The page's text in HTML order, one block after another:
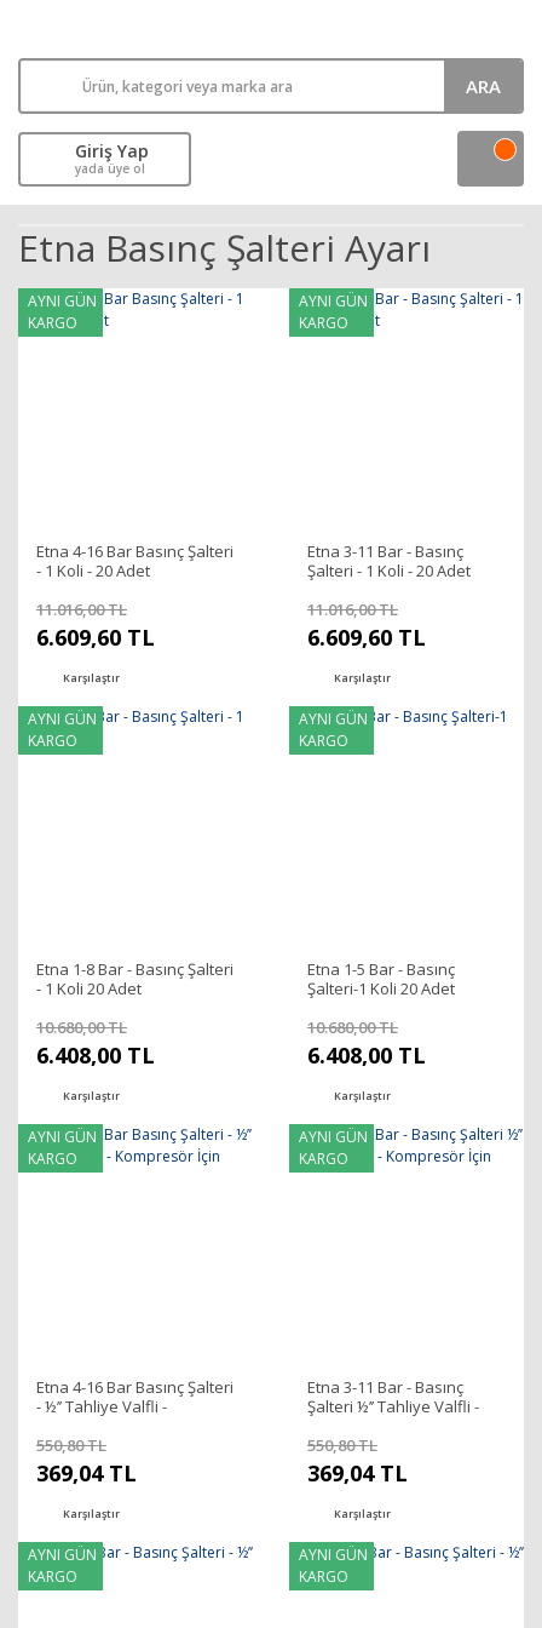
ARA
Giriş Yap
yada üye ol
Etna Basınç Şalteri Ayarı
AYNI GÜN
KARGO
Etna 4-16 Bar Basınç Şalteri
- 1 Koli - 20 Adet
11.016,00 TL
6.609,60 TL
Karşılaştır
AYNI GÜN
KARGO
Etna 3-11 Bar - Basınç
Şalteri - 1 Koli - 20 Adet
11.016,00 TL
6.609,60 TL
Karşılaştır
AYNI GÜN
KARGO
Etna 1-8 Bar - Basınç Şalteri
- 1 Koli 20 Adet
10.680,00 TL
6.408,00 TL
Karşılaştır
AYNI GÜN
KARGO
Etna 1-5 Bar - Basınç
Şalteri-1 Koli 20 Adet
10.680,00 TL
6.408,00 TL
Karşılaştır
AYNI GÜN
KARGO
Etna 4-16 Bar Basınç Şalteri
- ½’’ Tahliye Valfli -
550,80 TL
369,04 TL
Karşılaştır
AYNI GÜN
KARGO
Etna 3-11 Bar - Basınç
Şalteri ½’’ Tahliye Valfli -
550,80 TL
369,04 TL
Karşılaştır
AYNI GÜN
KARGO
AYNI GÜN
KARGO